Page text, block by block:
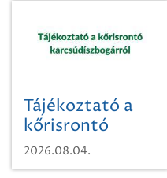
Tájékoztató a
kőrisrontó
karcsúdíszbogárról
2026.08.04.